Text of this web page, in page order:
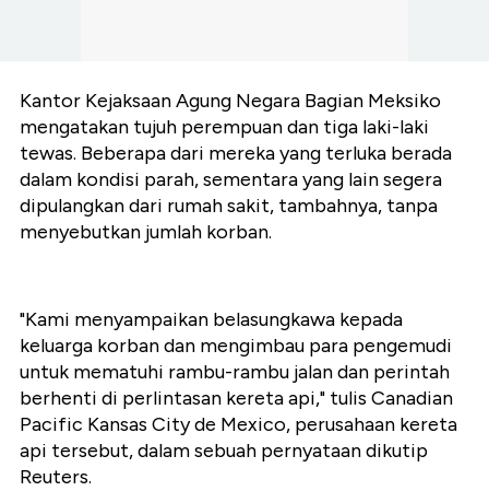
Kantor Kejaksaan Agung Negara Bagian Meksiko
mengatakan tujuh perempuan dan tiga laki-laki
tewas. Beberapa dari mereka yang terluka berada
dalam kondisi parah, sementara yang lain segera
dipulangkan dari rumah sakit, tambahnya, tanpa
menyebutkan jumlah korban.
"Kami menyampaikan belasungkawa kepada
keluarga korban dan mengimbau para pengemudi
untuk mematuhi rambu-rambu jalan dan perintah
berhenti di perlintasan kereta api," tulis Canadian
Pacific Kansas City de Mexico, perusahaan kereta
api tersebut, dalam sebuah pernyataan dikutip
Reuters.